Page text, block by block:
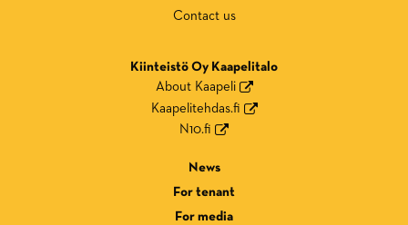
Contact us
Kiinteistö Oy Kaapelitalo
About Kaapeli
Kaapelitehdas.fi
N10.fi
News
For tenant
For media